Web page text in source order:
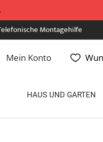
Montagehilfe
Mein Konto
HAUS UND GARTEN